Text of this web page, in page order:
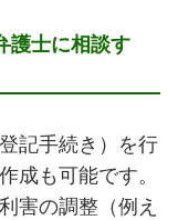
士に相談す
記手続き）を行
成も可能です。
害の調整（例え